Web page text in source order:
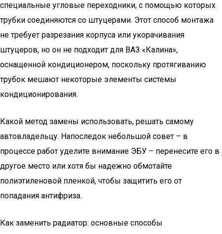
специальные угловые переходники, с помощью которых
трубки соединяются со штуцерами. Этот способ монтажа
не требует разрезания корпуса или укорачивания
штуцеров, но он не подходит для ВАЗ «Калина»,
оснащенной кондиционером, поскольку протягиванию
трубок мешают некоторые элементы системы
кондиционирования.
Какой метод замены использовать, решать самому
автовладельцу. Напоследок небольшой совет – в
процессе работ уделите внимание ЭБУ – перенесите его в
другое место или хотя бы надежно обмотайте
полиэтиленовой пленкой, чтобы защитить его от
попадания антифриза.
Как заменить радиатор: основные способы